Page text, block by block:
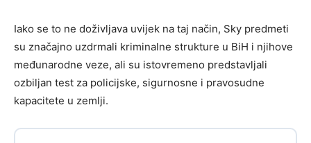
Iako se to ne doživljava uvijek na taj način, Sky predmeti
su značajno uzdrmali kriminalne strukture u BiH i njihove
međunarodne veze, ali su istovremeno predstavljali
ozbiljan test za policijske, sigurnosne i pravosudne
kapacitete u zemlji.